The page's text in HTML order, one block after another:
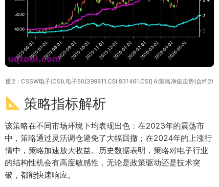
图2：CSSW电子(CSI),电子50[399811.CSI,931461.CSI] AI策略净值走势(合约2)
策略指标解析
该策略在不同市场环境下均表现出色：在2023年的震荡市
中，策略通过灵活调仓避免了大幅回撤；在2024年的上涨行
情中，策略加速放大收益。历史数据表明，策略对电子行业
的结构性机会有高度敏感性，无论是政策驱动还是技术突
破，都能快速响应。